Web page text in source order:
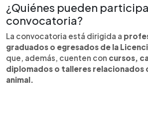
¿Quiénes pueden
convocatoria?
La convocatoria está dirigida a
graduados o egresados de la
que, además, cuenten con cursos,
diplomados o talleres relacionados
animal.